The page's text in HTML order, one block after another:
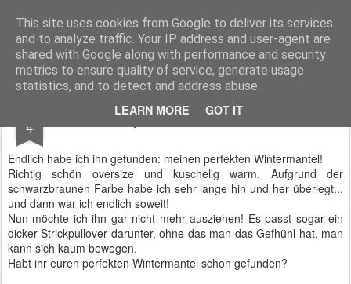
This site uses cookies from Google to deliver its services
and to analyze traffic. Your IP address and user-agent are
shared with Google along with performance and security
metrics to ensure quality of service, generate usage
statistics, and to detect and address abuse.
LEARN MORE GOT IT
IS THE NEW IS THE NEW wurde im August 2011 gegründet: IS THE NEW ist eine internationale Begegnung mit angesagten, bekannten und neu entdeckten Labels, die den Ansprüchen der heutigen Fashionistas gerecht werden: qualitativ hochwertige Materialen treffen auf einen cleanen, modernen Look!
4 Der perfekte Wintermantel
Endlich habe ich ihn gefunden: meinen perfekten Wintermantel!
Richtig schön oversize und kuschelig warm. Aufgrund der
schwarzbraunen Farbe habe ich sehr lange hin und her überlegt...
und dann war ich endlich soweit!
Nun möchte ich ihn gar nicht mehr ausziehen! Es passt sogar ein
dicker Strickpullover darunter, ohne das man das Gefhühl hat, man
kann sich kaum bewegen.
Habt ihr euren perfekten Wintermantel schon gefunden?